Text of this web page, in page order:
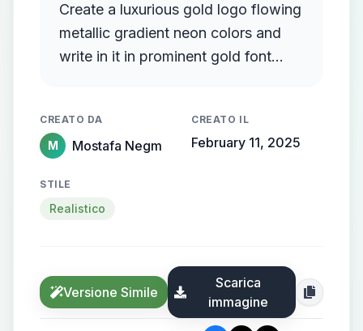
Create a luxurious gold logo flowing
metallic gradient neon colors and
write in it in prominent gold font
CREATO DA
M Mostafa Negm
CREATO IL
February 11, 2025
STILE
Realistico
Versione Simile
Scarica
immagine